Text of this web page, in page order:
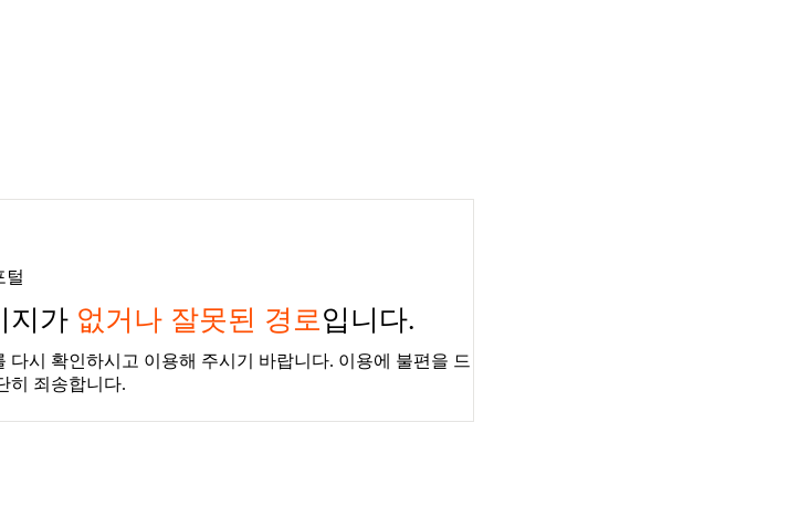
털
지가 없거나 잘못된 경로입니다.
다시 확인하시고 이용해 주시기 바랍니다. 이용에 불편을 드
히 죄송합니다.